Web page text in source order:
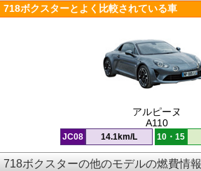
718ボクスターとよく比較されている車
アルピーヌ
A110
JC08 14.1km/L 10・15
718ボクスターの他のモデルの燃費情報